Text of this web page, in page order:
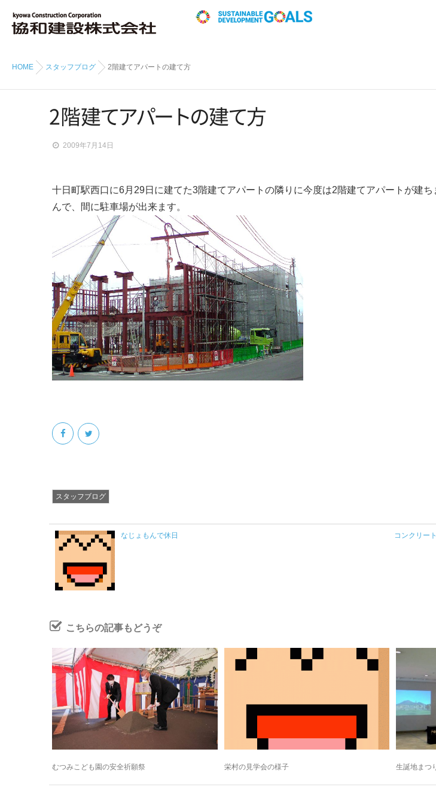
HOME スタッフブログ 2階建てアパートの建て方
2階建てアパートの建て方
2009年7月14日
十日町駅西口に6月29日に建てた3階建てアパートの隣りに今度は2階建てアパートが建
んで、間に駐車場が出来ます。
スタッフブログ
なじょもんで休日 コンクリー
こちらの記事もどうぞ
むつみこども園の安全祈願祭 栄村の見学会の様子 生誕地まつ